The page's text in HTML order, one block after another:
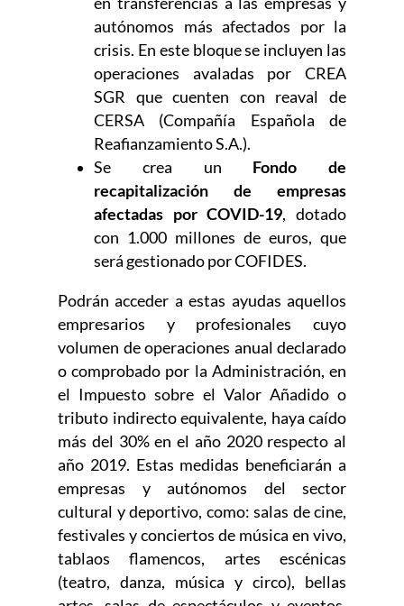
autónomos más afectados por la
crisis. En este bloque se incluyen las
operaciones avaladas por CREA
SGR que cuenten con reaval de
CERSA (Compañía Española de
Reafianzamiento S.A.).
Se crea un Fondo de
recapitalización de empresas
afectadas por COVID-19, dotado
con 1.000 millones de euros, que
será gestionado por COFIDES.
Podrán acceder a estas ayudas aquellos
empresarios y profesionales cuyo
volumen de operaciones anual declarado
o comprobado por la Administración, en
el Impuesto sobre el Valor Añadido o
tributo indirecto equivalente, haya caído
más del 30% en el año 2020 respecto al
año 2019. Estas medidas beneficiarán a
empresas y autónomos del sector
cultural y deportivo, como: salas de cine,
festivales y conciertos de música en vivo,
tablaos flamencos, artes escénicas
(teatro, danza, música y circo), bellas